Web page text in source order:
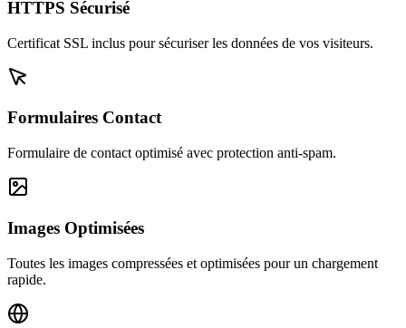
HTTPS Sécurisé
Certificat SSL inclus pour sécuriser les données de vos visiteurs.
Formulaires Contact
Formulaire de contact optimisé avec protection anti-spam.
Images Optimisées
Toutes les images compressées et optimisées pour un chargement
rapide.